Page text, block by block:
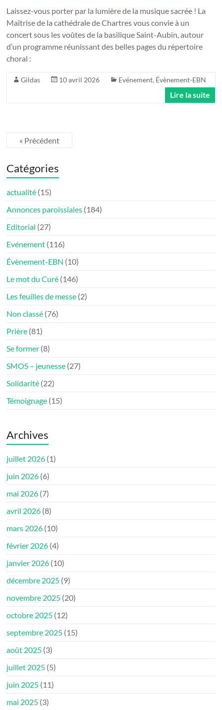
Laissez-vous porter par la lumière de la musique sacrée ! La
Maîtrise de la cathédrale de Chartres vous convie à un
concert sous les voûtes de la basilique Saint-Aubin, autour
d’un programme réunissant des belles pages du répertoire
choral :
Gildas 10 avril 2026 Evénement, Évènement-EBN
Lire la suite
« Précédent
Catégories
actualité (15)
Annonces paroissiales (184)
Editorial (27)
Evénement (116)
Évènement-EBN (10)
Le mot du Curé (146)
Les feuilles de messe (2)
Non classé (76)
Prière (81)
Se former (8)
SMOS – jeunesse (27)
Solidarité (22)
Témoignage (15)
Archives
juillet 2026 (1)
juin 2026 (6)
mai 2026 (7)
avril 2026 (8)
mars 2026 (10)
février 2026 (4)
janvier 2026 (10)
décembre 2025 (9)
novembre 2025 (20)
octobre 2025 (12)
septembre 2025 (15)
août 2025 (3)
juillet 2025 (5)
juin 2025 (11)
mai 2025 (3)